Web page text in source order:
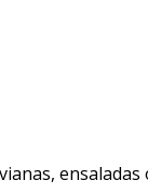
ensaladas